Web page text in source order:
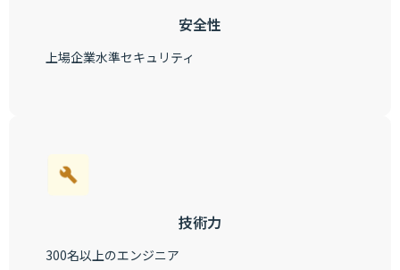
安全性
上場企業水準セキュリティ
技術力
300名以上のエンジニア